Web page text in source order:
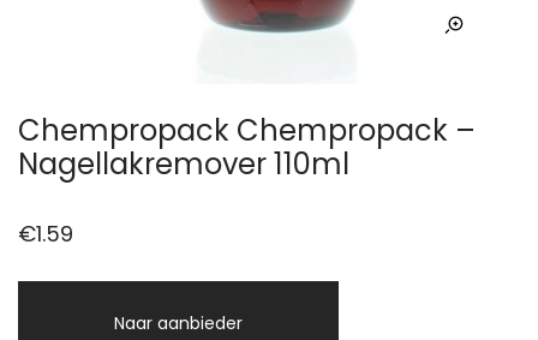
Chempropack Chempropack –
Nagellakremover 110ml
€1.59
Naar aanbieder